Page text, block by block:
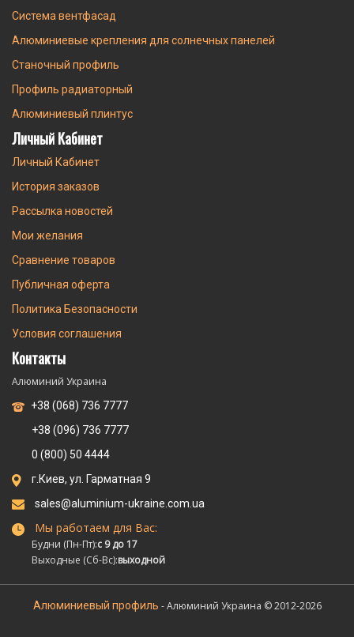
Система вентфасад
Алюминиевые крепления для солнечных панелей
Станочный профиль
Профиль радиаторный
Алюминиевый плинтус
Личный Кабинет
Личный Кабинет
История заказов
Рассылка новостей
Мои желания
Сравнение товаров
Публичная оферта
Политика Безопасности
Условия соглашения
Контакты
Алюминий Украина
+38 (068) 736 7777
+38 (096) 736 7777
0 (800) 50 4444
г.Киев, ул. Гарматная 9
sales@aluminium-ukraine.com.ua
Мы работаем для Вас:
Будни (Пн-Пт):с 9 до 17
Выходные (Сб-Вс):выходной
Алюминиевый профиль - Алюминий Украина © 2012-2026